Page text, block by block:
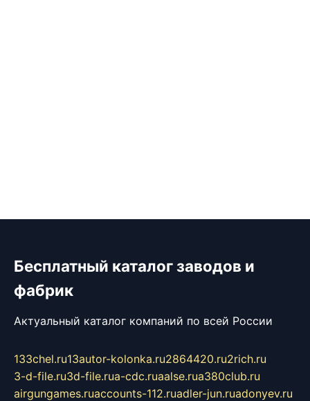
Бесплатный каталог заводов и
фабрик
Актуальный каталог компаний по всей России
133chel.ru13autor-kolonka.ru2864420.ru2rich.ru
3-d-file.ru3d-file.rua-cdc.ruaalse.rua380club.ru
airgungames.ruaccounts-112.ruadler-jun.ruadonyev.ru